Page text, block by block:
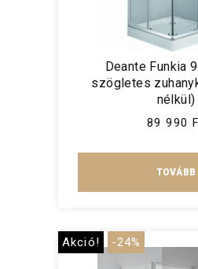
Deante Funkia
szögletes
nélkül)
89 990
TOVÁBB
Akció! -24%